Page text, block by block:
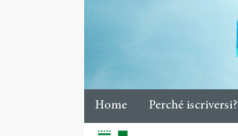
Home Perché iscriversi?